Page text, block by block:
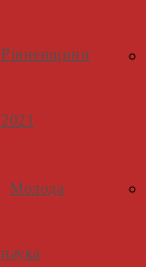
Рівненщини
2021
Молода
наука